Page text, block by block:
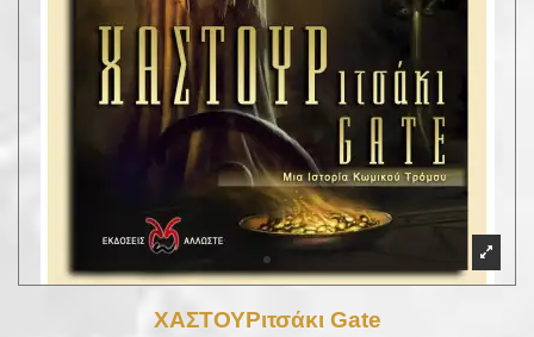
ΧΑΣΤΟΥΡιτσάκι Gate